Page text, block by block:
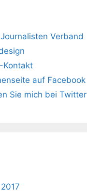
Verband
Kontakt
auf Facebook
Sie mich bei Twitter